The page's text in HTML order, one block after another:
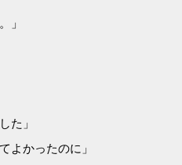
」
た」
よかったのに」